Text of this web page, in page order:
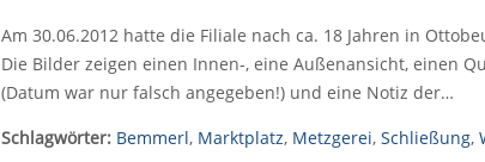
Am 30.06.2012 hatte die Filiale nach ca. 18 Jahren in
Die Bilder zeigen einen Innen-, eine Außenansicht, einen
(Datum war nur falsch angegeben!) und eine Notiz der…
Schlagwörter: Bemmerl, Marktplatz, Metzgerei, Schließung,